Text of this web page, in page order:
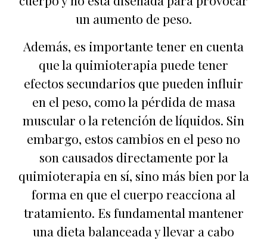
un aumento de peso.
Además, es importante tener en cuenta
que la quimioterapia puede tener
efectos secundarios que pueden influir
en el peso, como la pérdida de masa
muscular o la retención de líquidos. Sin
embargo, estos cambios en el peso no
son causados directamente por la
quimioterapia en sí, sino más bien por la
forma en que el cuerpo reacciona al
tratamiento. Es fundamental mantener
una dieta balanceada y llevar a cabo